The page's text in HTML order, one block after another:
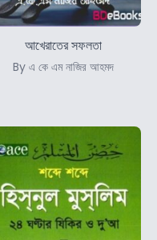
আখেরাতের সফলতা
By এ কে এম নাজির আহমদ